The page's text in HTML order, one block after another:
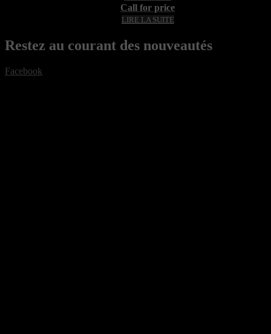
Call for price
LIRE LA SUITE
Restez au courant des nouveautés
Facebook